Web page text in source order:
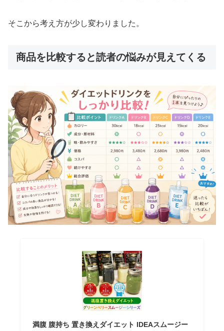
そこから考え方が少し変わりました。
商品を比較すると読者の悩みが見えてくる
満腹 腹持ち 置き換えダイエット IDEAスムージー